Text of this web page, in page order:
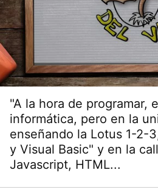
"A la hora de programar,
informática, pero en la
enseñando la Lotus 1-2-
y Visual Basic" y en la
Javascript, HTML...